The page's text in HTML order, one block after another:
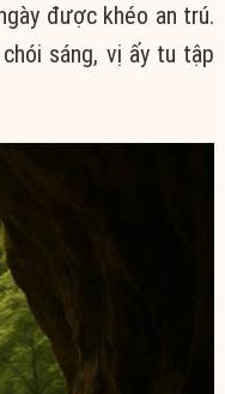
được khéo an trú.
sáng, vị ấy tu tập